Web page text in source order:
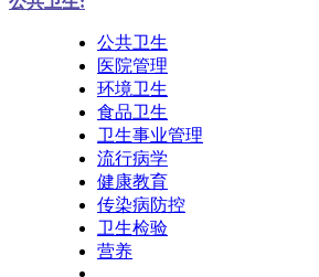
公共卫生
医院管理
环境卫生
食品卫生
卫生事业管理
流行病学
健康教育
传染病防控
卫生检验
营养